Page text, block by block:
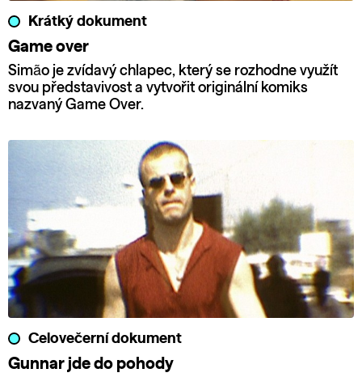
Krátký dokument
Game over
Simão je zvídavý chlapec, který se rozhodne využít
svou představivost a vytvořit originální komiks
nazvaný Game Over.
Celovečerní dokument
Gunnar jde do pohody